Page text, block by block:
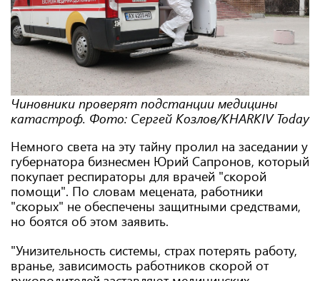
Чиновники проверят подстанции медицины
катастроф. Фото: Cергей Козлов/KHARKIV Today
Немного света на эту тайну пролил на заседании у
губернатора бизнесмен Юрий Сапронов, который
покупает респираторы для врачей "скорой
помощи". По словам мецената, работники
"скорых" не обеспечены защитными средствами,
но боятся об этом заявить.
"Унизительность системы, страх потерять работу,
вранье, зависимость работников скорой от